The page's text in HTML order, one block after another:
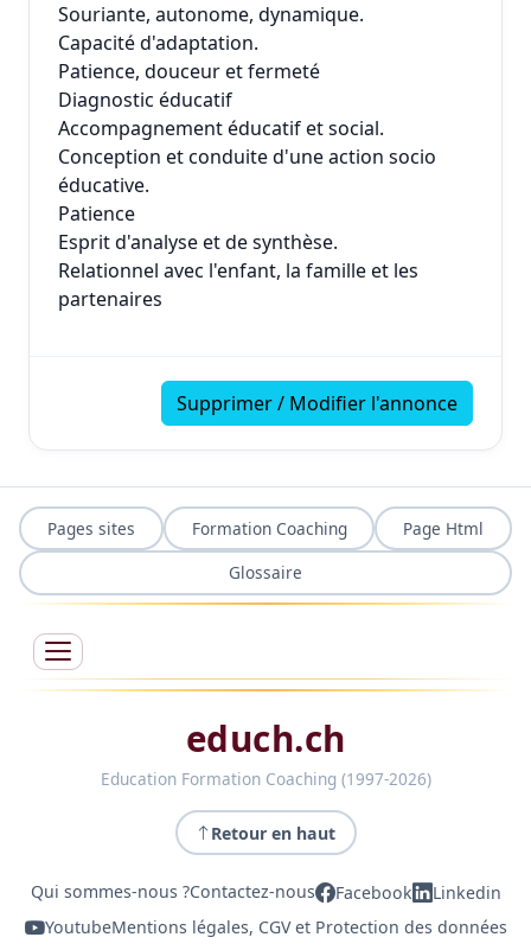
Souriante, autonome, dynamique.
Capacité d'adaptation.
Patience, douceur et fermeté
Diagnostic éducatif
Accompagnement éducatif et social.
Conception et conduite d'une action socio
éducative.
Patience
Esprit d'analyse et de synthèse.
Relationnel avec l'enfant, la famille et les
partenaires
Supprimer / Modifier l'annonce
Pages sites Formation Coaching
Page Html
Glossaire
educh.ch
Education Formation Coaching (1997-2026)
Retour en haut
Qui sommes-nous ?Contactez-nous Facebook
Linkedin
YoutubeMentions légales, CGV et Protection des données